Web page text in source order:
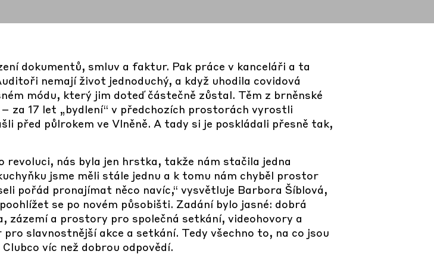
dokumentů, smluv a faktur. Pak práce v kanceláři a ta
nemají život jednoduchý, a když uhodila covidová
módu, který jim doteď částečně zůstal. Těm z brněnské
za 17 let „bydlení“ v předchozích prostorách vyrostli
před půlrokem ve Vlněně. A tady si je poskládali přesně tak,
revoluci, nás byla jen hrstka, takže nám stačila jedna
jsme měli stále jednu a k tomu nám chyběl prostor
pořád pronajímat něco navíc,“ vysvětluje Barbora Šíblová,
se po novém působišti. Zadání bylo jasné: dobrá
zázemí a prostory pro společná setkání, videohovory a
slavnostnější akce a setkání. Tedy všechno to, na co jsou
víc než dobrou odpovědí.